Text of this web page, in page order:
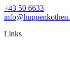
+43 50 6633
Links